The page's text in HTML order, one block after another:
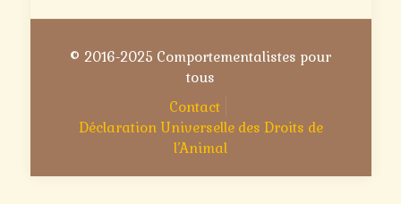
© 2016-2025 Comportementalistes pour
tous
Contact
Déclaration Universelle des Droits de
l’Animal